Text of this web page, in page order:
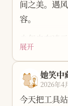
间之美。遇
容。
少年自有凌
寸欢喜；此
祝我生日快
展开
她笑中
2026年4
今天把工具